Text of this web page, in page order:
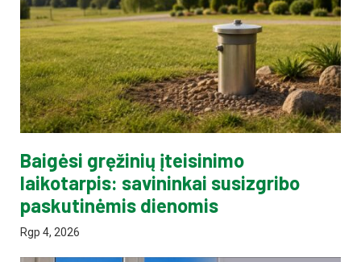
Baigėsi gręžinių įteisinimo
laikotarpis: savininkai susizgribo
paskutinėmis dienomis
Rgp 4, 2026